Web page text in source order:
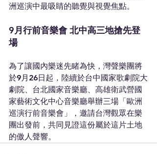
洲巡演中最吸睛的聽覺與視覺焦點。
9月行前音樂會 北中高三地搶先登
場
為了讓國內樂迷先睹為快，灣聲樂團將
於9月26日起，陸續於台中國家歌劇院大
劇院、台北國家音樂廳、高雄衛武營國
家藝術文化中心音樂廳舉辦三場「歐洲
巡演行前音樂會」，邀請台灣觀眾在樂
團出發前，共同見證這份屬於這片土地
的傲人聲響。